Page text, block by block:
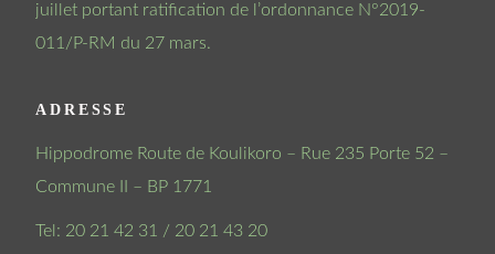
juillet portant ratification de l’ordonnance N°2019-
011/P-RM du 27 mars.
ADRESSE
Hippodrome Route de Koulikoro – Rue 235 Porte 52 –
Commune II – BP 1771
Tel: 20 21 42 31 / 20 21 43 20